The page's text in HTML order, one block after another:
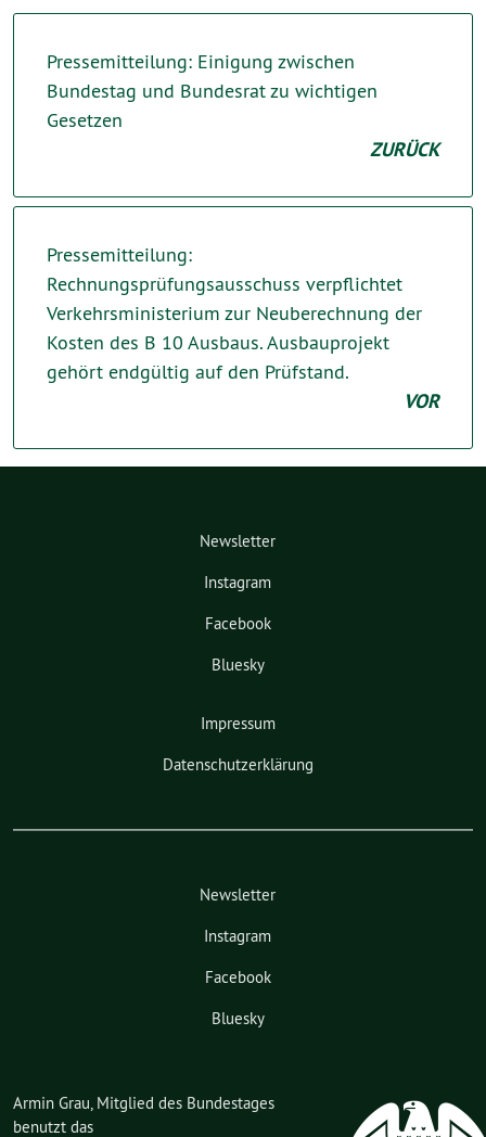
Pressemitteilung: Einigung zwischen
Bundestag und Bundesrat zu wichtigen
Gesetzen
ZURÜCK
Pressemitteilung:
Rechnungsprüfungsausschuss verpflichtet
Verkehrsministerium zur Neuberechnung der
Kosten des B 10 Ausbaus. Ausbauprojekt
gehört endgültig auf den Prüfstand.
VOR
Newsletter
Instagram
Facebook
Bluesky
Impressum
Datenschutzerklärung
Newsletter
Instagram
Facebook
Bluesky
Armin Grau, Mitglied des Bundestages
benutzt das